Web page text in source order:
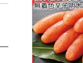
・手提げ袋に対応し